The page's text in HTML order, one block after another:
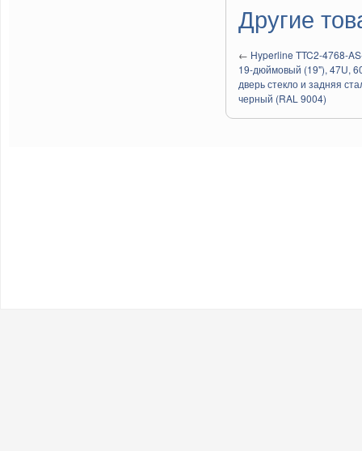
Другие
← Hyperline TTC2-4768-
19-дюймовый (19"), 47U,
дверь стекло и задняя
черный (RAL 9004)